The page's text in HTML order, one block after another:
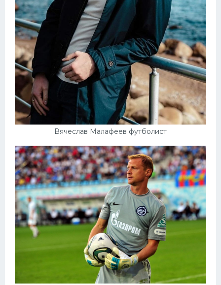
Вячеслав Малафеев футболист